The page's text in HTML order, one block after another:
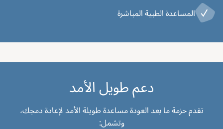
المساعدة الطبية المباشرة
دعم طويل الأمد
تقدم حزمة ما بعد العودة مساعدة طويلة الأمد لإعادة دمجك،
وتشمل: